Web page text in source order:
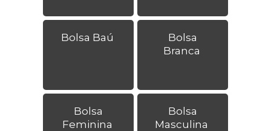
Bolsa Baú
Bolsa
Branca
Bolsa
Feminina
Bolsa
Masculina